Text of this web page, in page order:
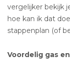
vergelijker bekijk
hoe kan ik dat
stappenplan (of
Voordelig gas